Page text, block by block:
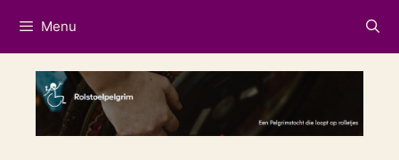
naar
de
inhoud
Menu